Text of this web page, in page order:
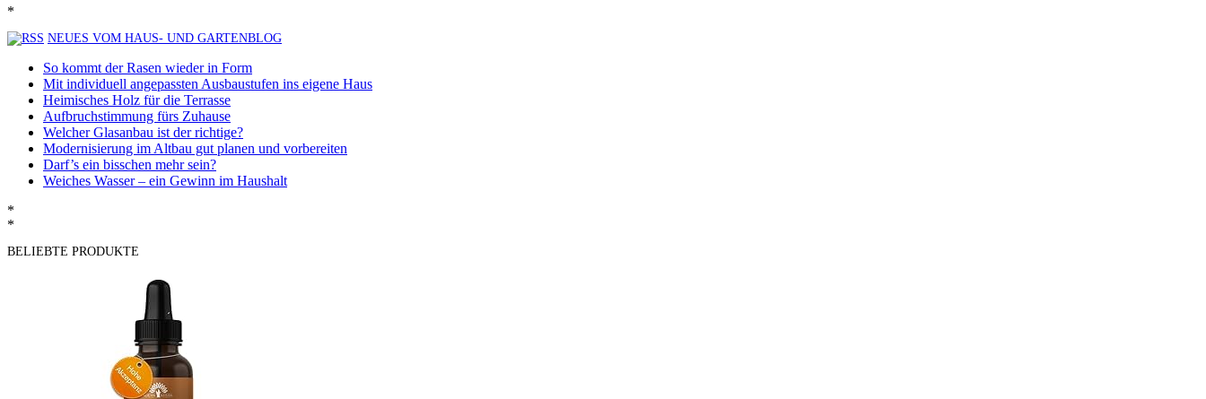
*
NEUES VOM HAUS- UND GARTENBLOG
So kommt der Rasen wieder in Form
Mit individuell angepassten Ausbaustufen ins eigene Haus
Heimisches Holz für die Terrasse
Aufbruchstimmung fürs Zuhause
Welcher Glasanbau ist der richtige?
Modernisierung im Altbau gut planen und vorbereiten
Darf’s ein bisschen mehr sein?
Weiches Wasser – ein Gewinn im Haushalt
*
*
BELIEBTE PRODUKTE